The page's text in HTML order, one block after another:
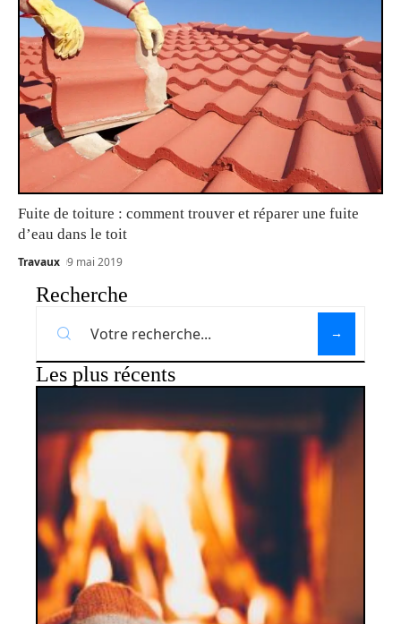
Fuite de toiture : comment trouver et réparer une fuite
d’eau dans le toit
Travaux 9 mai 2019
Recherche
Les plus récents